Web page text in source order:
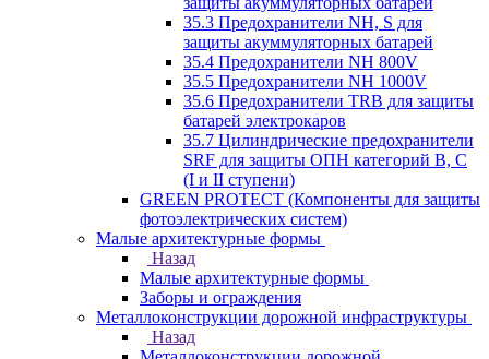
35.3 Предохранители NH, S для
защиты акуммуляторных батарей
35.4 Предохранители NH 800V
35.5 Предохранители NH 1000V
35.6 Предохранители TRB для защиты
батарей электрокаров
35.7 Цилиндрические предохранители
SRF для защиты ОПН категорий B, C
(I и II ступени)
GREEN PROTECT (Компоненты для защиты
фотоэлектрических систем)
Малые архитектурные формы
Назад
Малые архитектурные формы
Заборы и ограждения
Металлоконструкции дорожной инфраструктуры
Назад